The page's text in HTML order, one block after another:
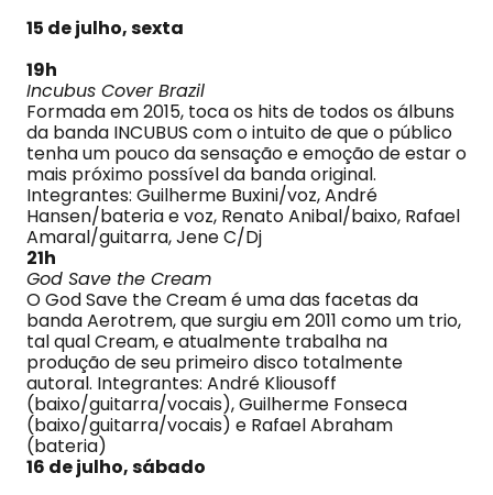
15 de julho, sexta
19h
Incubus Cover Brazil
Formada em 2015, toca os hits de todos os álbuns
da banda INCUBUS com o intuito de que o público
tenha um pouco da sensação e emoção de estar o
mais próximo possível da banda original.
Integrantes: Guilherme Buxini/voz, André
Hansen/bateria e voz, Renato Anibal/baixo, Rafael
Amaral/guitarra, Jene C/Dj
21h
God Save the Cream
O God Save the Cream é uma das facetas da
banda Aerotrem, que surgiu em 2011 como um trio,
tal qual Cream, e atualmente trabalha na
produção de seu primeiro disco totalmente
autoral. Integrantes: André Kliousoff
(baixo/guitarra/vocais), Guilherme Fonseca
(baixo/guitarra/vocais) e Rafael Abraham
(bateria)
16 de julho, sábado